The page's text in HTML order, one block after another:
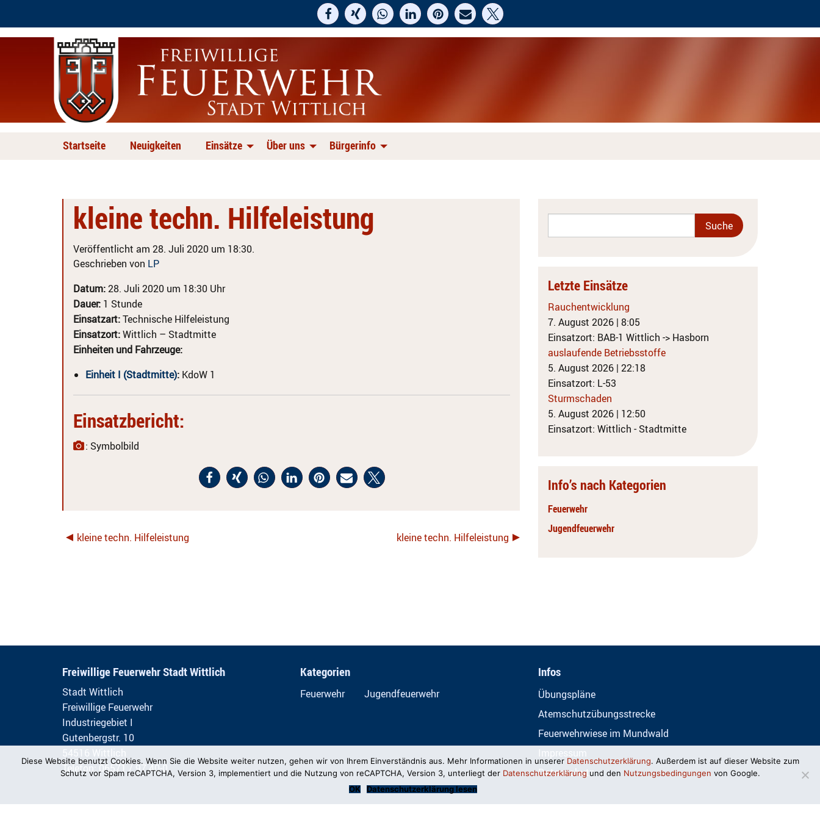
Startseite Neuigkeiten Einsätze Über uns Bürgerinfo
kleine techn. Hilfeleistung
Veröffentlicht am 28. Juli 2020 um 18:30.
Geschrieben von LP
Datum:28. Juli 2020 um 18:30 Uhr
Dauer: 1 Stunde
Einsatzart:Technische Hilfeleistung
Einsatzort:Wittlich – Stadtmitte
Einheiten und Fahrzeuge:
Einheit I (Stadtmitte): KdoW 1
Einsatzbericht:
: Symbolbild
kleine techn. Hilfeleistung kleine techn. Hilfeleistung
Letzte Einsätze
Rauchentwicklung
7. August 2026 | 8:05
Einsatzort: BAB-1 Wittlich -> Hasborn
auslaufende Betriebsstoffe
5. August 2026 | 22:18
Einsatzort: L-53
Sturmschaden
5. August 2026 | 12:50
Einsatzort: Wittlich - Stadtmitte
Info’s nach Kategorien
Feuerwehr
Jugendfeuerwehr
Freiwillige Feuerwehr Stadt Wittlich
Stadt Wittlich
Freiwillige Feuerwehr
Industriegebiet I
Gutenbergstr. 10
Telefon: 06571 / 97 40-0
Kategorien
Feuerwehr Jugendfeuerwehr
Infos
Übungspläne
Atemschutzübungsstrecke
Feuerwehrwiese im Mundwald
Datenschutz
Diese Website benutzt Cookies. Wenn Sie die Website weiter nutzen, gehen wir von Ihrem Einverständnis aus. Mehr Informationen in unserer Datenschutzerklärung. Außerdem ist auf dieser Website zum
Schutz vor Spam reCAPTCHA, Version 3, implementiert und die Nutzung von reCAPTCHA, Version 3, unterliegt der Datenschutzerklärung und den Nutzungsbedingungen von Google.
OK
Datenschutzerklärung lesen